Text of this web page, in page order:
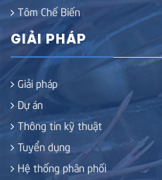
Tôm Chế Biến
GIẢI PHÁP
Giải pháp
Dự án
Thông tin kỹ thuật
Tuyển dụng
Hệ thống phân phối